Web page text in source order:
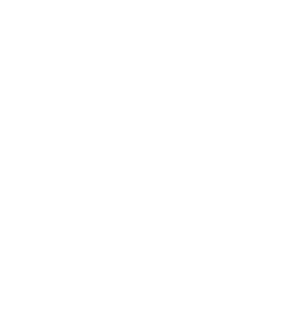
Pričela se bo gradnja
krožišča v
spremenjen